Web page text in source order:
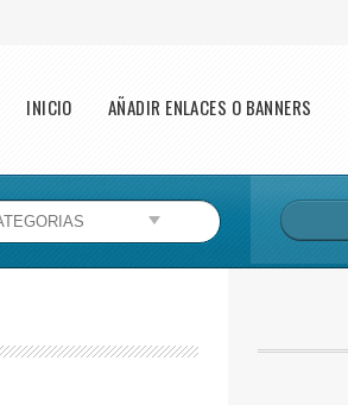
Main menu
INICIO AÑADIR ENLACES O BANNERS
cargar Google Maps